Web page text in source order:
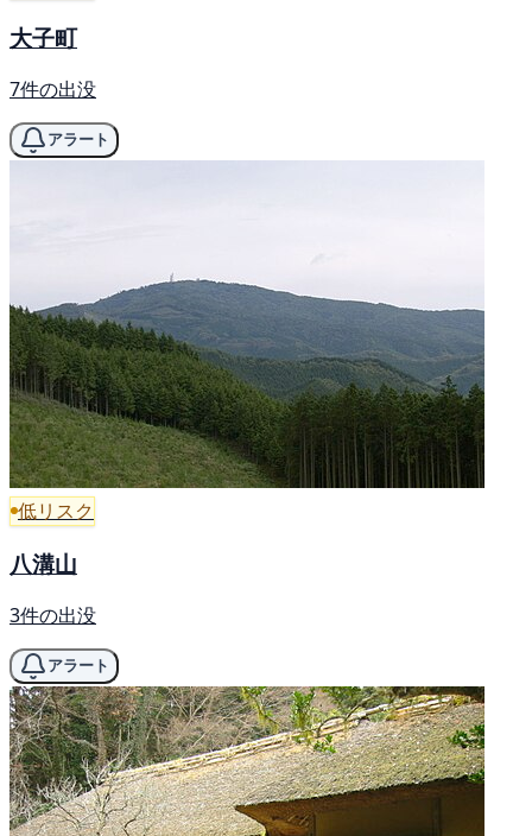
大子町
7件の出没
アラート
低リスク
八溝山
3件の出没
アラート